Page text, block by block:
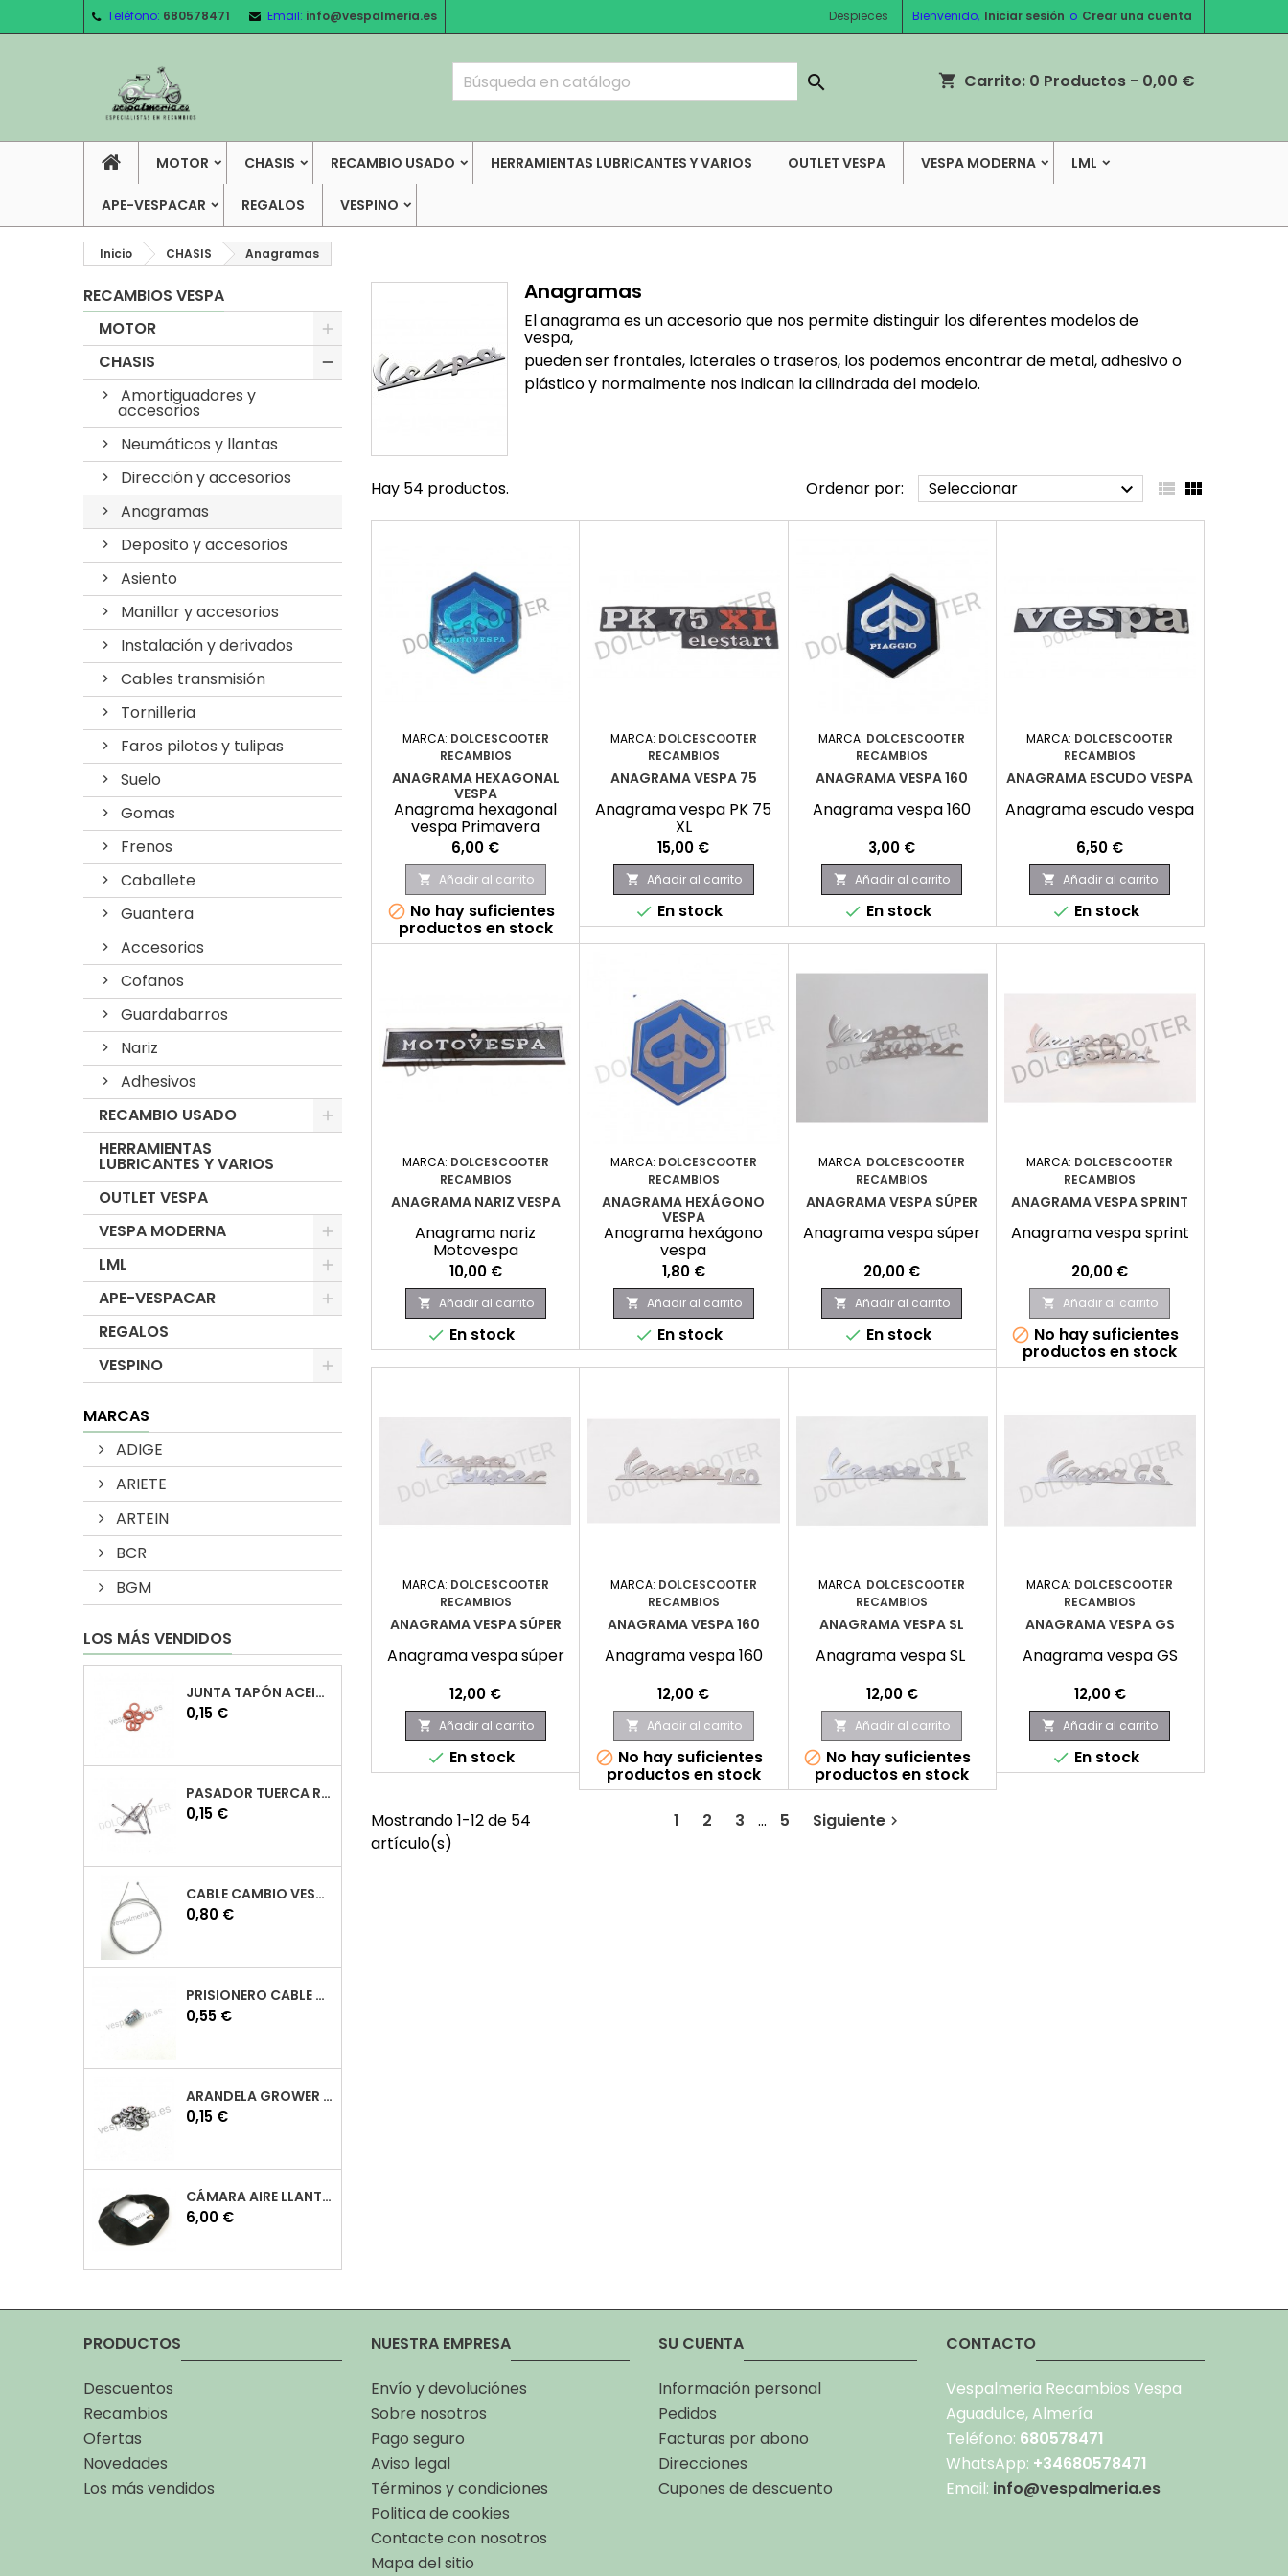
Teléfono: 680578471 Email: info@vespalmeria.es Bienvenido, Iniciar sesión o Crear una cuenta
Despieces
shopping_cart Carrito: 0 Productos - 0,00 €

MOTOR CHASIS RECAMBIO USADO HERRAMIENTAS LUBRICANTES Y VARIOS OUTLET VESPA VESPA MODERNA LML
APE-VESPACAR REGALOS VESPINO
Inicio CHASIS Anagramas
RECAMBIOS VESPA
MOTOR
CHASIS
Amortiguadores y
accesorios
Neumáticos y llantas
Dirección y accesorios
Anagramas
Deposito y accesorios
Asiento
Manillar y accesorios
Instalación y derivados
Cables transmisión
Tornilleria
Faros pilotos y tulipas
Suelo
Gomas
Frenos
Caballete
Guantera
Accesorios
Cofanos
Guardabarros
Nariz
Adhesivos
RECAMBIO USADO
HERRAMIENTAS
LUBRICANTES Y VARIOS
OUTLET VESPA
VESPA MODERNA
LML
APE-VESPACAR
REGALOS
VESPINO
MARCAS
ADIGE
ARIETE
ARTEIN
BCR
BGM
LOS MÁS VENDIDOS
JUNTA TAPÓN ACEITE VESPA
Precio
0,15 €
PASADOR TUERCA RUEDA VESPA
Precio
0,15 €
CABLE CAMBIO VESPA
Precio
0,80 €
PRISIONERO CABLE CAMBIO VESPA
Precio
0,55 €
ARANDELA GROWER M7 INOX VESPA
Precio
0,15 €
CÁMARA AIRE LLANTA 10 VESPA
Precio
6,00 €
Anagramas
El anagrama es un accesorio que nos permite distinguir los diferentes modelos de
vespa,
pueden ser frontales, laterales o traseros, los podemos encontrar de metal, adhesivo o
plástico y normalmente nos indican la cilindrada del modelo.
Hay 54 productos. Ordenar por: Seleccionar   
MARCA: DOLCESCOOTER
RECAMBIOS
ANAGRAMA HEXAGONAL
VESPA
Anagrama hexagonal
vespa Primavera
Precio
6,00 €
 Añadir al carrito
 No hay suficientes
productos en stock
MARCA: DOLCESCOOTER
RECAMBIOS
ANAGRAMA VESPA 75
Anagrama vespa PK 75
XL
Precio
15,00 €
 Añadir al carrito
 En stock
MARCA: DOLCESCOOTER
RECAMBIOS
ANAGRAMA VESPA 160
Anagrama vespa 160
Precio
3,00 €
 Añadir al carrito
 En stock
MARCA: DOLCESCOOTER
RECAMBIOS
ANAGRAMA ESCUDO VESPA
Anagrama escudo vespa
Precio
6,50 €
 Añadir al carrito
 En stock
MARCA: DOLCESCOOTER
RECAMBIOS
ANAGRAMA NARIZ VESPA
Anagrama nariz
Motovespa
Precio
10,00 €
 Añadir al carrito
 En stock
MARCA: DOLCESCOOTER
RECAMBIOS
ANAGRAMA HEXÁGONO
VESPA
Anagrama hexágono
vespa
Precio
1,80 €
 Añadir al carrito
 En stock
MARCA: DOLCESCOOTER
RECAMBIOS
ANAGRAMA VESPA SÚPER
Anagrama vespa súper
Precio
20,00 €
 Añadir al carrito
 En stock
MARCA: DOLCESCOOTER
RECAMBIOS
ANAGRAMA VESPA SPRINT
Anagrama vespa sprint
Precio
20,00 €
 Añadir al carrito
 No hay suficientes
productos en stock
MARCA: DOLCESCOOTER
RECAMBIOS
ANAGRAMA VESPA SÚPER
Anagrama vespa súper
Precio
12,00 €
 Añadir al carrito
 En stock
MARCA: DOLCESCOOTER
RECAMBIOS
ANAGRAMA VESPA 160
Anagrama vespa 160
Precio
12,00 €
 Añadir al carrito
 No hay suficientes
productos en stock
MARCA: DOLCESCOOTER
RECAMBIOS
ANAGRAMA VESPA SL
Anagrama vespa SL
Precio
12,00 €
 Añadir al carrito
 No hay suficientes
productos en stock
MARCA: DOLCESCOOTER
RECAMBIOS
ANAGRAMA VESPA GS
Anagrama vespa GS
Precio
12,00 €
 Añadir al carrito
 En stock
Mostrando 1-12 de 54
artículo(s)
1 2 3 … 5 Siguiente
PRODUCTOS
Descuentos
Recambios
Ofertas
Novedades
Los más vendidos
NUESTRA EMPRESA
Envío y devoluciónes
Sobre nosotros
Pago seguro
Aviso legal
Términos y condiciones
Politica de cookies
Contacte con nosotros
Mapa del sitio
SU CUENTA
Información personal
Pedidos
Facturas por abono
Direcciones
Cupones de descuento
CONTACTO
Vespalmeria Recambios Vespa
Aguadulce, Almería
Teléfono: 680578471
WhatsApp: +34680578471
Email: info@vespalmeria.es